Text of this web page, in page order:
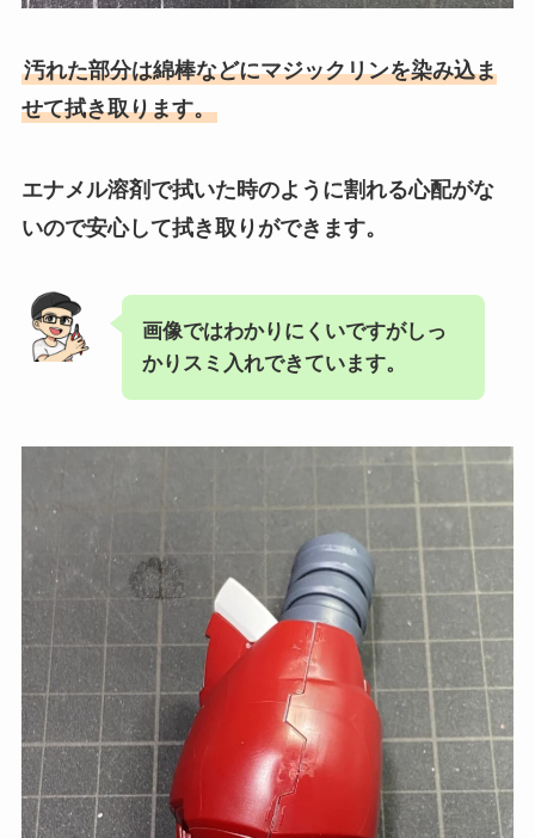
汚れた部分は綿棒などにマジックリンを染み込ま
せて拭き取ります。
エナメル溶剤で拭いた時のように割れる心配がな
いので安心して拭き取りができます。
画像ではわかりにくいですがしっ
かりスミ入れできています。